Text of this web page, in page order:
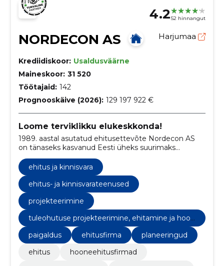
4.252 hinnangut
NORDECON AS Harjumaa
Krediidiskoor: Usaldusväärne
Maineskoor: 31 520
Töötajaid: 142
Prognooskäive (2026): 129 197 922 €
Loome terviklikku elukeskkonda!
1989. aastal asutatud ehitusettevõte Nordecon AS
on tänaseks kasvanud Eesti üheks suurimaks
ehituskontserniks.
ehitus ja kinnisvara
ehitus- ja kinnisvarateenused
projekteerimine
tuleohutuse projekteerimine, ehitamine ja hool
paigaldus
ehitusfirma
planeeringud
ehitus
hooneehitusfirmad